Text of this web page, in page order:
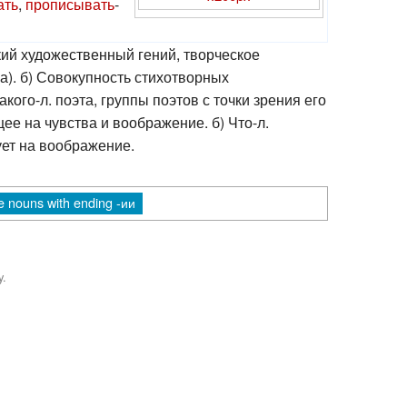
художественный гений, творческое
б) Совокупность стихотворных
л. поэта, группы поэтов с точки зрения его
на чувства и воображение. б) Что-л.
на воображение.
nouns with ending -ии